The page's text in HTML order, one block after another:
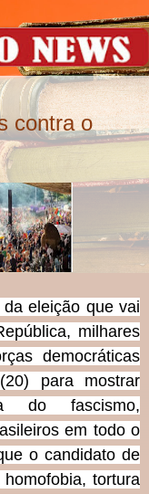
contra o
eleição que vai
milhares
democráticas
para mostrar
do fascismo,
em todo o
o candidato de
tortura